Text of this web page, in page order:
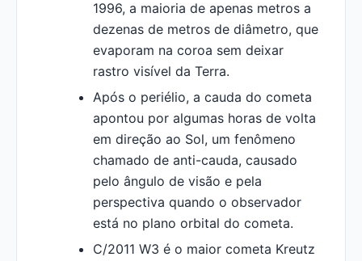
1996, a maioria de apenas metros a
dezenas de metros de diâmetro, que
evaporam na coroa sem deixar
rastro visível da Terra.
Após o periélio, a cauda do cometa
apontou por algumas horas de volta
em direção ao Sol, um fenômeno
chamado de anti-cauda, causado
pelo ângulo de visão e pela
perspectiva quando o observador
está no plano orbital do cometa.
C/2011 W3 é o maior cometa Kreutz